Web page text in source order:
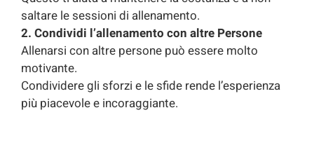
saltare le sessioni di allenamento.
2. Condividi l’allenamento con altre Persone
Allenarsi con altre persone può essere molto
motivante.
Condividere gli sforzi e le sfide rende l’esperienza
più piacevole e incoraggiante.